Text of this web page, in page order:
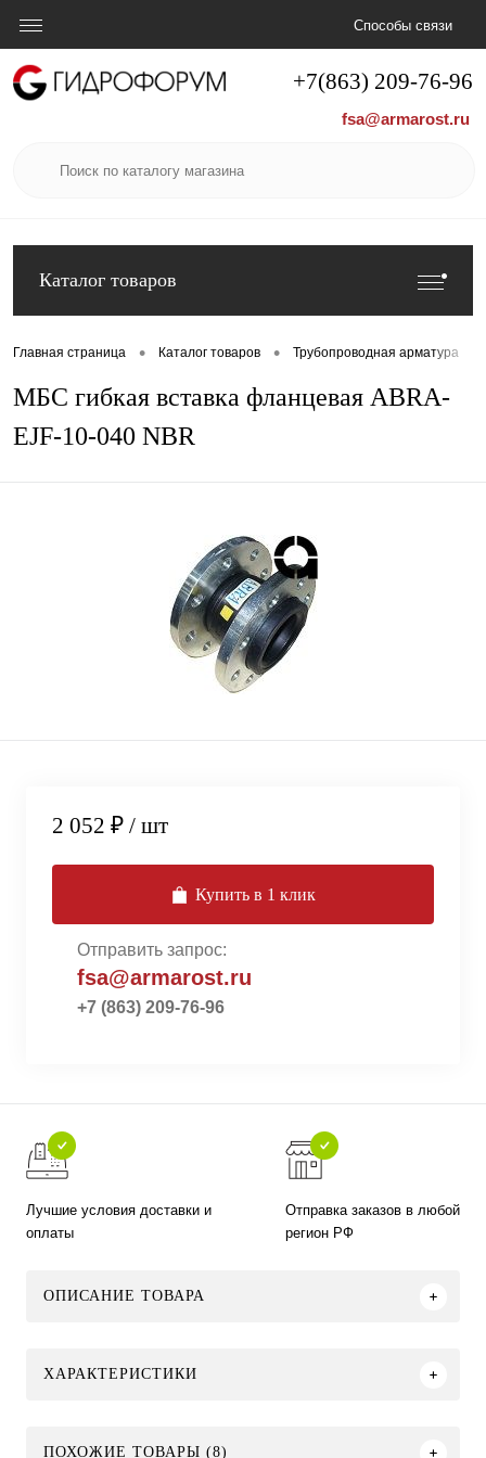
+7(863) 209-76-96
fsa@armarost.ru
Способы связи
Каталог товаров
Главная страница • Каталог товаров • Трубопроводная арматура
МБС гибкая вставка фланцевая ABRA-
EJF-10-040 NBR
2 052 ₽ / шт
Купить в 1 клик
Отправить запрос:
fsa@armarost.ru
+7 (863) 209-76-96
Лучшие условия доставки и
оплаты
Отправка заказов в любой
регион РФ
ОПИСАНИЕ ТОВАРА
ХАРАКТЕРИСТИКИ
ПОХОЖИЕ ТОВАРЫ (8)